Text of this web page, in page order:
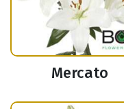
Mercato